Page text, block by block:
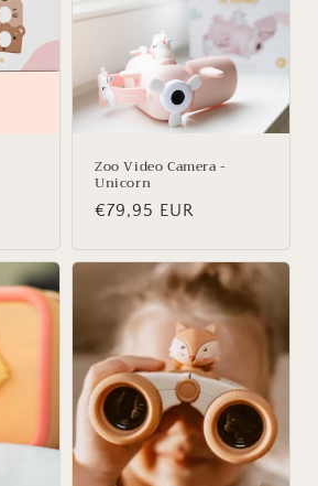
Zoo Video Camera -
Unicorn
Normale
€79,95 EUR